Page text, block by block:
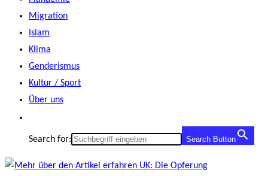
Migration
Islam
Klima
Genderismus
Kultur / Sport
Über uns
Search for: Search Button